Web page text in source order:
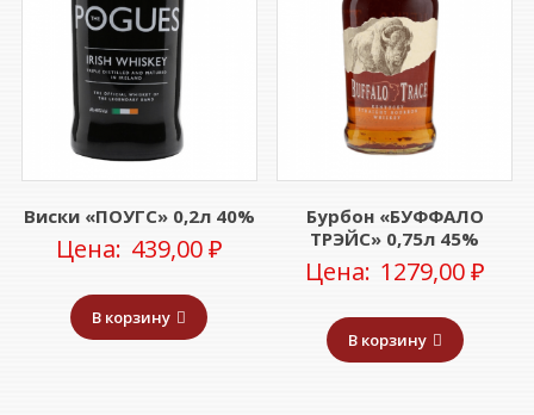
Виски «ПОУГС» 0,2л 40%
Цена: 439,00₽
В корзину
Бурбон «БУФФАЛО
ТРЭЙС» 0,75л 45%
Цена: 1279,00₽
В корзину